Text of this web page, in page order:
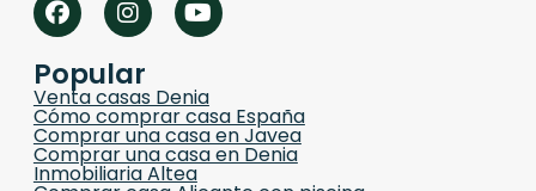
Popular
Venta casas Denia
Cómo comprar casa España
Comprar una casa en Javea
Comprar una casa en Denia
Inmobiliaria Altea